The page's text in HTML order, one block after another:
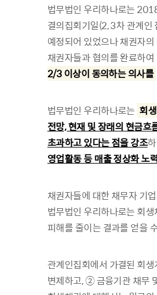
법무법인 우리하나로는
결의집회기일(2, 3차 관계
예정되어 있었으나 채권자
채권자들과 협의를 완료하
2/3 이상이 동의하는 의사를
법무법인 우리하나로는 회
전망, 현재 및 장래의 현금
초과하고 있다는 점을 강조
영업활동 등 매출 정상화 노
채권자들에 대한 채무자 기
법무법인 우리하나로는 회
피해를 줄이는 결과를 얻을
관계인집회에서 가결된 회
변제하고, ② 금융기관 채무